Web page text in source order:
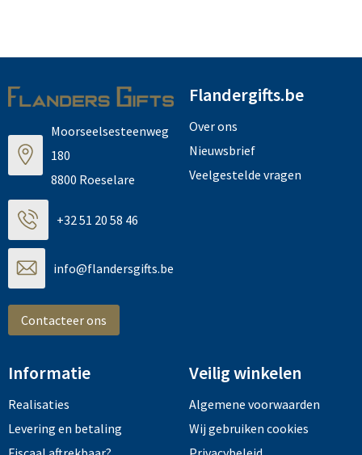
Moorseelsesteenweg
180
8800 Roeselare
+32 51 20 58 46
info@flandersgifts.be
Contacteer ons
Flandergifts.be
Over ons
Nieuwsbrief
Veelgestelde vragen
Informatie
Realisaties
Levering en betaling
Veilig winkelen
Algemene voorwaarden
Wij gebruiken cookies